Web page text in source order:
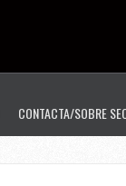
CONTACTA/SOBRE